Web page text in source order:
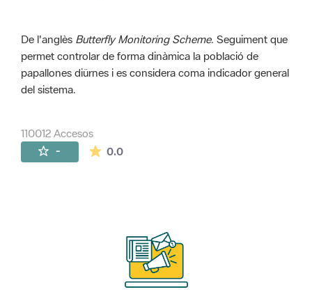
De l'anglès Butterfly Monitoring Scheme. Seguiment que
permet controlar de forma dinàmica la població de
papallones diürnes i es considera coma indicador general
del sistema.
110012 Accesos
- 0.0La valoración media es de 0 estrellas de